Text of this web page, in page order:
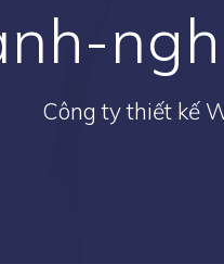
Công ty thiết kế